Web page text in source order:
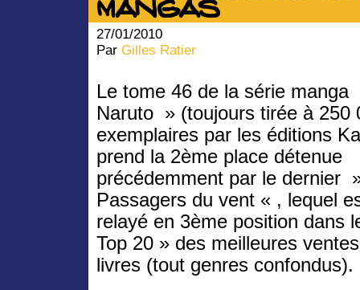
MANGAS
27/01/2010
Par Gilles Ratier
Le tome 46 de la série manga
Naruto » (toujours tirée à 250
exemplaires par les éditions
prend la 2ème place détenue
précédemment par le dernier
Passagers du vent « , lequel
relayé en 3ème position dans
Top 20 » des meilleures
livres (tout genres confondus).